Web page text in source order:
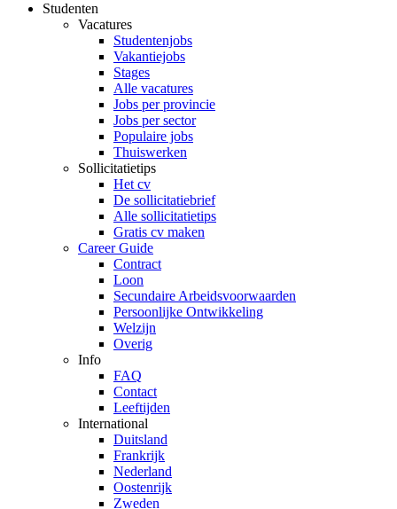
Studenten
Vacatures
Studentenjobs
Vakantiejobs
Stages
Alle vacatures
Jobs per provincie
Jobs per sector
Populaire jobs
Thuiswerken
Sollicitatietips
Het cv
De sollicitatiebrief
Alle sollicitatietips
Gratis cv maken
Career Guide
Contract
Loon
Secundaire Arbeidsvoorwaarden
Persoonlijke Ontwikkeling
Welzijn
Overig
Info
FAQ
Contact
Leeftijden
International
Duitsland
Frankrijk
Nederland
Oostenrijk
Zweden